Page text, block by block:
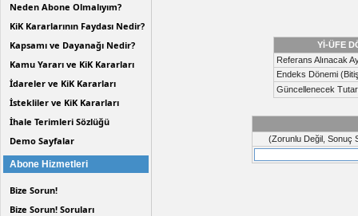
Neden Abone Olmalıyım?
KiK Kararlarının Faydası Nedir?
Kapsamı ve Dayanağı Nedir?
Kamu Yararı ve KiK Kararları
İdareler ve KiK Kararları
İstekliler ve KiK Kararları
İhale Terimleri Sözlüğü
Demo Sayfalar
Abone Hizmetleri
Bize Sorun!
Bize Sorun! Soruları
Konkordato ilan eden bir firmanın ihaleden
Yapım ihalesinin bir iş kaleminde isteklinin
Yapım işlerinde farklı iki iş kalemine ait
bir iş kaleminin malzeme ve işçilik birim
isteklilerin faaliyet alanlarına hangi internet
halinde istekliye puan verileceği şeklinde
Yİ-ÜFE
Referans Alınacak
Endeks Dönemi
Güncellenecek Tutar
(Zorunlu Değil, Sonuç